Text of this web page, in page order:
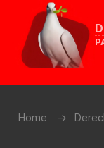
Home